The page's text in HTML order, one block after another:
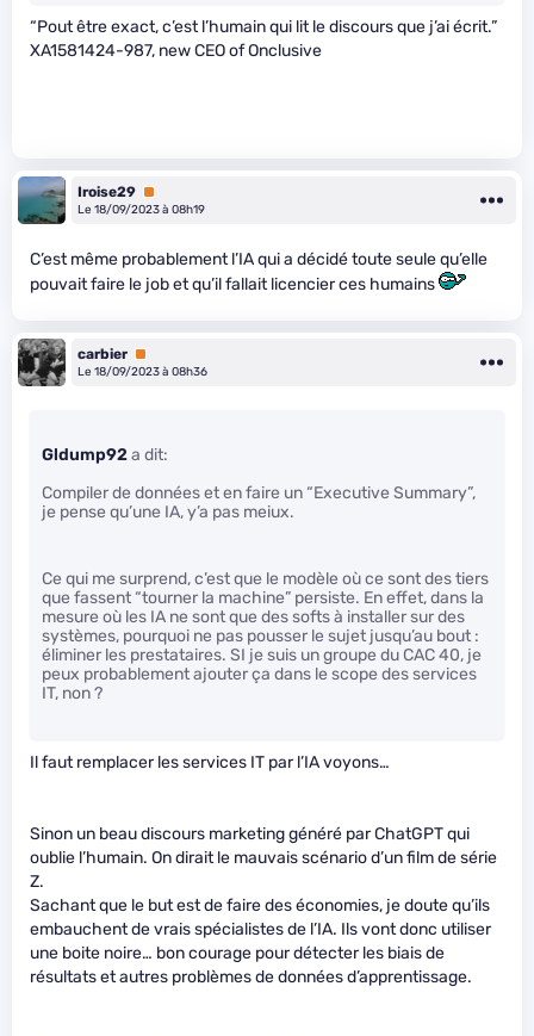
“Pout être exact, c’est l’humain qui lit le discours que j’ai écrit.”
XA1581424-987, new CEO of Onclusive
Iroise29 Premium
Le 18/09/2023 à 08h19
C’est même probablement l’IA qui a décidé toute seule qu’elle
pouvait faire le job et qu’il fallait licencier ces humains
carbier Premium
Le 18/09/2023 à 08h36
Gldump92a dit:
Compiler de données et en faire un “Executive Summary”,
je pense qu’une IA, y’a pas meiux.
Ce qui me surprend, c’est que le modèle où ce sont des tiers
que fassent “tourner la machine” persiste. En effet, dans la
mesure où les IA ne sont que des softs à installer sur des
systèmes, pourquoi ne pas pousser le sujet jusqu’au bout :
éliminer les prestataires. SI je suis un groupe du CAC 40, je
peux probablement ajouter ça dans le scope des services
IT, non ?
Il faut remplacer les services IT par l’IA voyons…
Sinon un beau discours marketing généré par ChatGPT qui
oublie l’humain. On dirait le mauvais scénario d’un film de série
Z.
Sachant que le but est de faire des économies, je doute qu’ils
embauchent de vrais spécialistes de l’IA. Ils vont donc utiliser
une boite noire… bon courage pour détecter les biais de
résultats et autres problèmes de données d’apprentissage.